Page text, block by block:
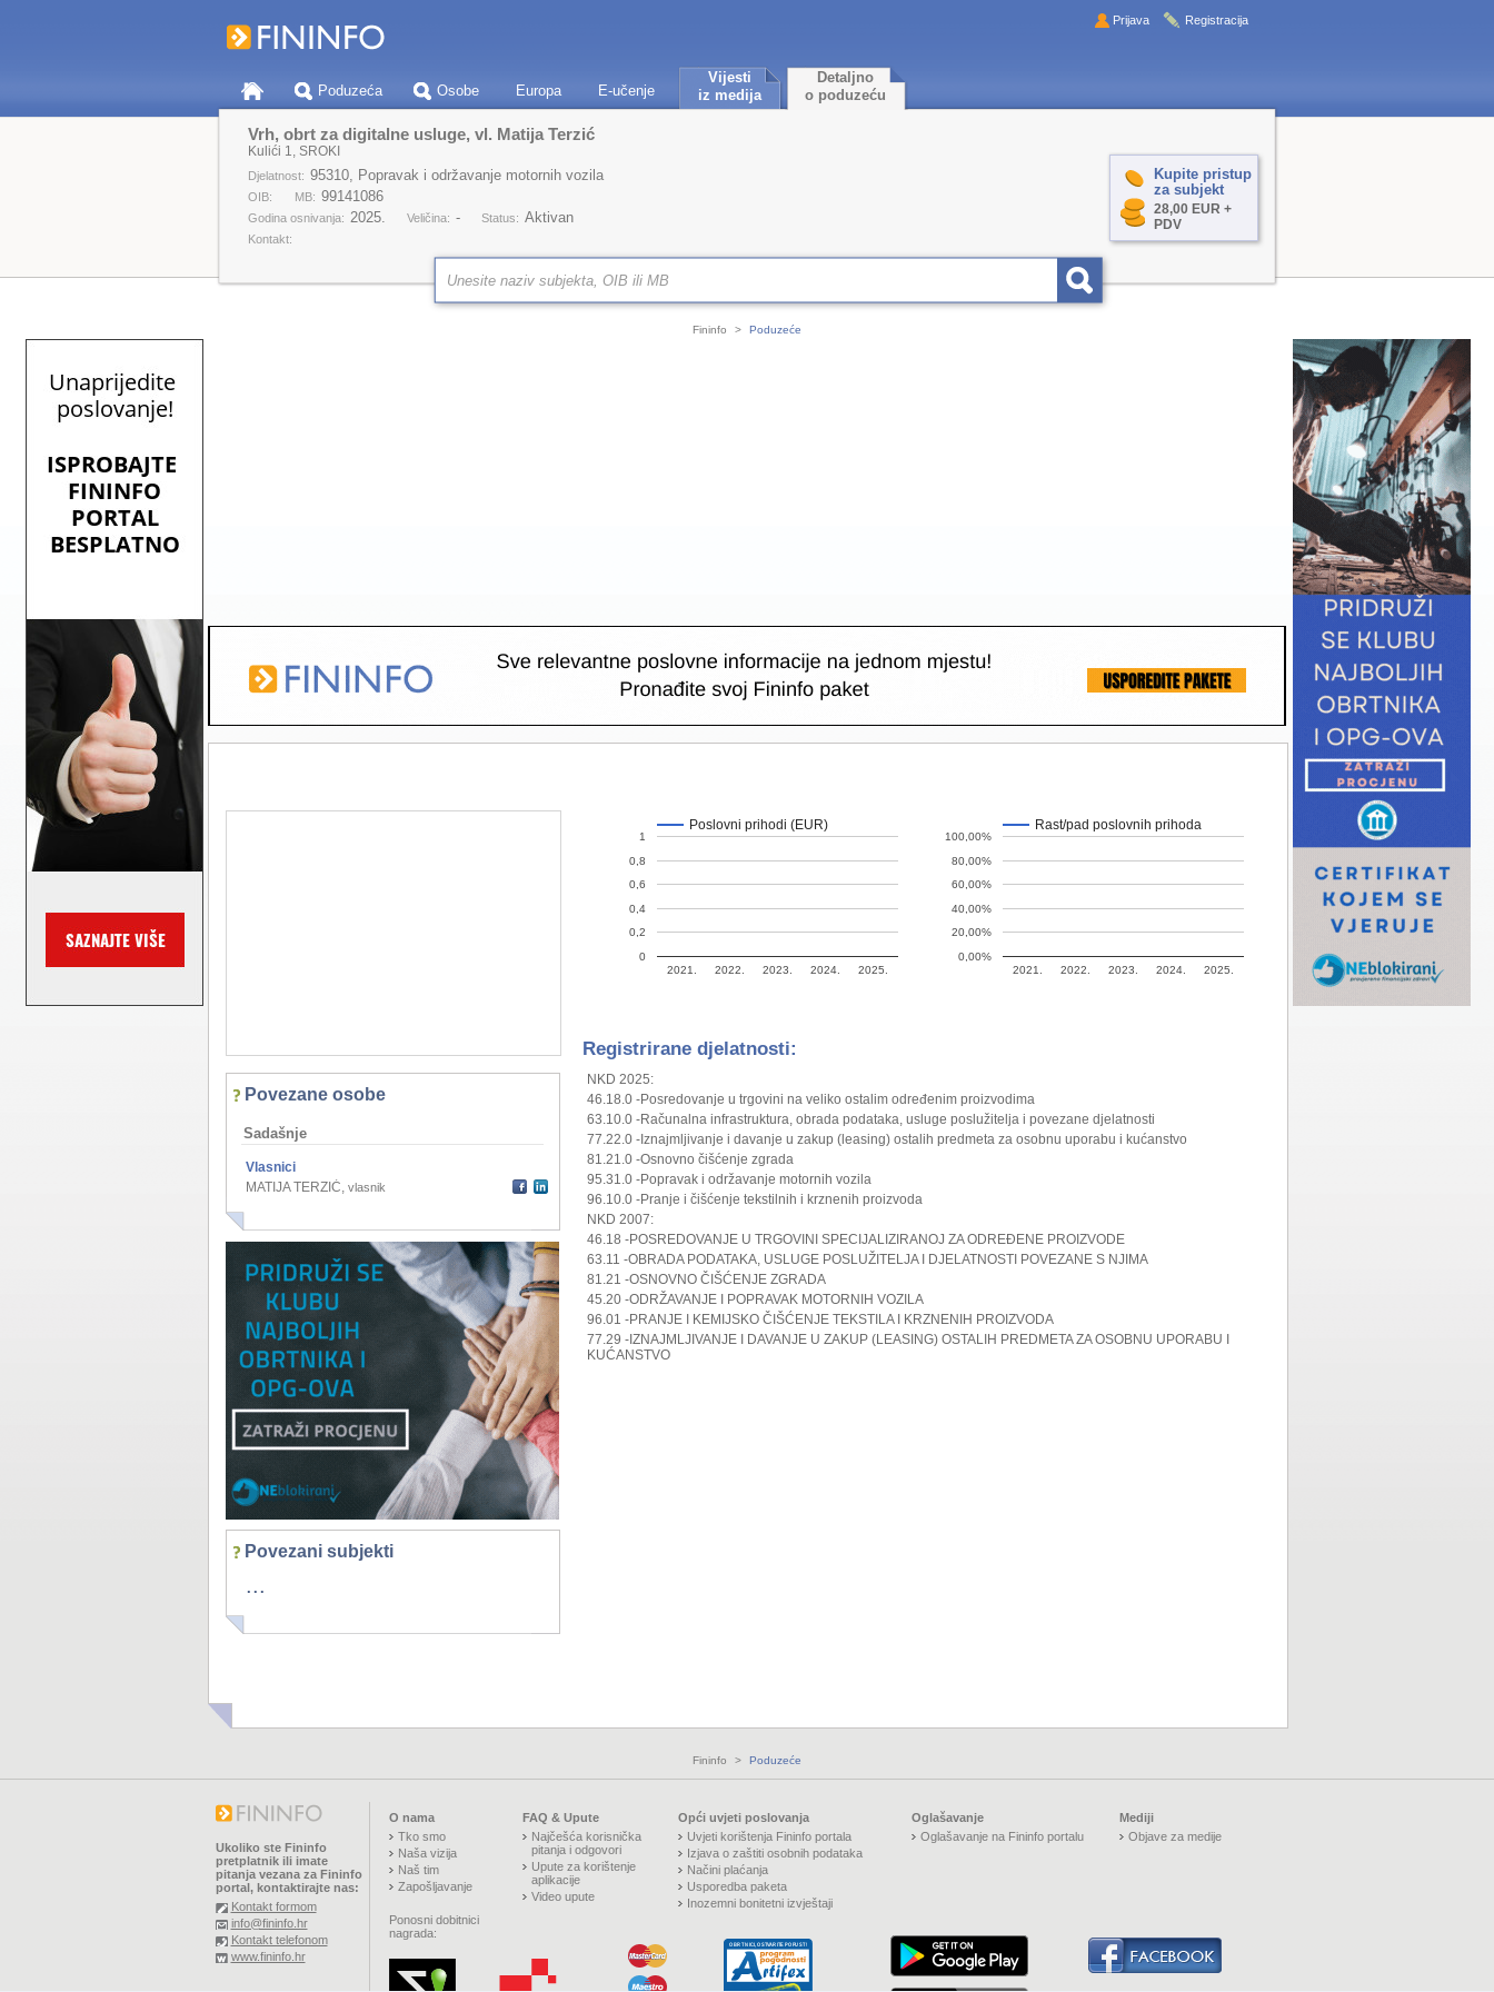
Poduzeća Osobe Europa E-učenje
Vijesti
iz medija
Detaljno
o poduzeću
Prijava Registracija
Kupite pristup
za subjekt
28,00 EUR +
PDV
Vrh, obrt za digitalne usluge, vl. Matija Terzić
Kulići 1, SROKI
Djelatnost: 95310, Popravak i održavanje motornih vozila
OIB: MB: 99141086
Godina osnivanja: 2025. Veličina: - Status: Aktivan
Kontakt:
Fininfo > Poduzeće
Povezane osobe
Sadašnje
Vlasnici
MATIJA TERZIĆ, vlasnik
Povezani subjekti
...
Poslovni prihodi (EUR)
2021. 2022. 2023. 2024. 2025.
0
0,2
0,4
0,6
0,8
1
Rast/pad poslovnih prihoda
2021. 2022. 2023. 2024. 2025.
0,00%
20,00%
40,00%
60,00%
80,00%
100,00%
Registrirane djelatnosti:
NKD 2025:
46.18.0 -Posredovanje u trgovini na veliko ostalim određenim proizvodima
63.10.0 -Računalna infrastruktura, obrada podataka, usluge poslužitelja i povezane djelatnosti
77.22.0 -Iznajmljivanje i davanje u zakup (leasing) ostalih predmeta za osobnu uporabu i kućanstvo
81.21.0 -Osnovno čišćenje zgrada
95.31.0 -Popravak i održavanje motornih vozila
96.10.0 -Pranje i čišćenje tekstilnih i krznenih proizvoda
NKD 2007:
46.18 -POSREDOVANJE U TRGOVINI SPECIJALIZIRANOJ ZA ODREĐENE PROIZVODE
63.11 -OBRADA PODATAKA, USLUGE POSLUŽITELJA I DJELATNOSTI POVEZANE S NJIMA
81.21 -OSNOVNO ČIŠĆENJE ZGRADA
45.20 -ODRŽAVANJE I POPRAVAK MOTORNIH VOZILA
96.01 -PRANJE I KEMIJSKO ČIŠĆENJE TEKSTILA I KRZNENIH PROIZVODA
77.29 -IZNAJMLJIVANJE I DAVANJE U ZAKUP (LEASING) OSTALIH PREDMETA ZA OSOBNU UPORABU I
KUĆANSTVO
Fininfo > Poduzeće
Ukoliko ste Fininfo
pretplatnik ili imate
pitanja vezana za Fininfo
portal, kontaktirajte nas:
Kontakt formom
info@fininfo.hr
Kontakt telefonom
www.fininfo.hr
O nama
Tko smo
Naša vizija
Naš tim
Zapošljavanje
Ponosni dobitnici
nagrada:
FAQ & Upute
Najčešća korisnička
pitanja i odgovori
Upute za korištenje
aplikacije
Video upute
Opći uvjeti poslovanja
Uvjeti korištenja Fininfo portala
Izjava o zaštiti osobnih podataka
Načini plaćanja
Usporedba paketa
Inozemni bonitetni izvještaji
Oglašavanje
Oglašavanje na Fininfo portalu
Mediji
Objave za medije